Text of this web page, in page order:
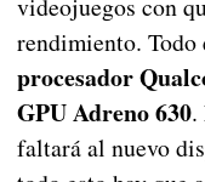
rendimiento. Todo
procesador
GPU Adreno 630.
faltará al nuevo